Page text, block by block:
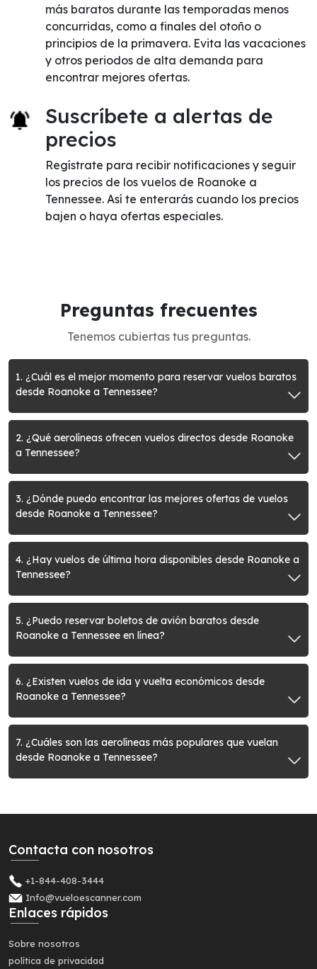
más baratos durante las temporadas menos
concurridas, como a finales del otoño o
principios de la primavera. Evita las vacaciones
y otros periodos de alta demanda para
encontrar mejores ofertas.
Suscríbete a alertas de
precios
Regístrate para recibir notificaciones y seguir
los precios de los vuelos de Roanoke a
Tennessee. Así te enterarás cuando los precios
bajen o haya ofertas especiales.
Preguntas frecuentes
Tenemos cubiertas tus preguntas.
1. ¿Cuál es el mejor momento para reservar vuelos baratos
desde Roanoke a Tennessee?
2. ¿Qué aerolíneas ofrecen vuelos directos desde Roanoke
a Tennessee?
3. ¿Dónde puedo encontrar las mejores ofertas de vuelos
desde Roanoke a Tennessee?
4. ¿Hay vuelos de última hora disponibles desde Roanoke a
Tennessee?
5. ¿Puedo reservar boletos de avión baratos desde
Roanoke a Tennessee en línea?
6. ¿Existen vuelos de ida y vuelta económicos desde
Roanoke a Tennessee?
7. ¿Cuáles son las aerolíneas más populares que vuelan
desde Roanoke a Tennessee?
Contacta con nosotros
+1-844-408-3444
Info@vueloescanner.com
Enlaces rápidos
Sobre nosotros
política de privacidad